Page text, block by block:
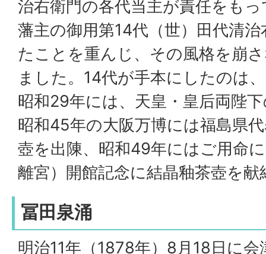
治右衛門の各代当主が責任をも
藩主の御用第14代（世）田代清
たことを重んじ、その風格を崩
ました。14代が手本にしたのは
昭和29年には、天皇・皇后両陛
昭和45年の大阪万博には福島県
壺を出陳、昭和49年にはご用命
離宮）開館記念に結晶釉茶壺を
冨田泉涌
明治11年（1878年）8月18日に